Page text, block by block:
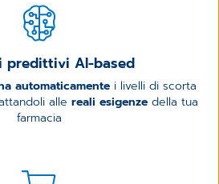
predittivi AI-based
automaticamentei livelli di scorta
alle reali esigenze della tua
farmacia